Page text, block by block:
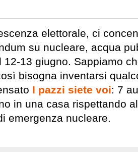
elettorale, ci
su nucleare, acqua
12-13 giugno. Sappiamo
bisogna inventarsi
I pazzi siete voi: 7
in una casa rispettando
emergenza nucleare.